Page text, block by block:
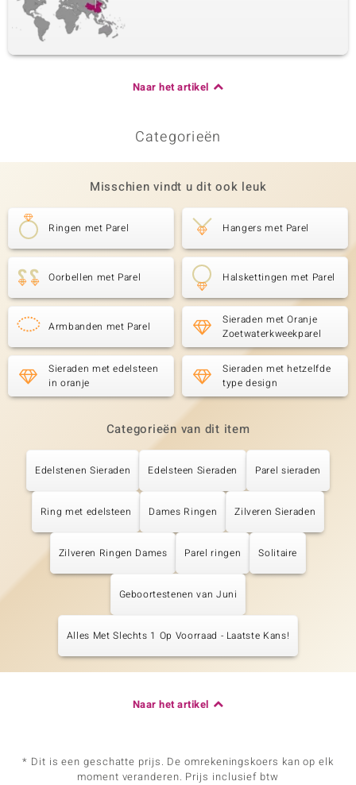
Naar het artikel
Categorieën
Misschien vindt u dit ook leuk
Ringen met Parel Hangers met Parel
Oorbellen met Parel Halskettingen met Parel
Armbanden met Parel
Sieraden met Oranje
Zoetwaterkweekparel
Sieraden met edelsteen
in oranje
Sieraden met hetzelfde
type design
Categorieën van dit item
Edelstenen Sieraden Edelsteen Sieraden Parel sieraden
Ring met edelsteen Dames Ringen Zilveren Sieraden
Zilveren Ringen Dames Parel ringen Solitaire
Geboortestenen van Juni
Alles Met Slechts 1 Op Voorraad - Laatste Kans!
Naar het artikel
* Dit is een geschatte prijs. De omrekeningskoers kan op elk
moment veranderen. Prijs inclusief btw